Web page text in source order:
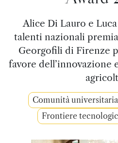
Alice Di Lauro e
talenti nazionali
Georgofili di Firenze
favore dell’innovazione
Comunità universitaria
Frontiere